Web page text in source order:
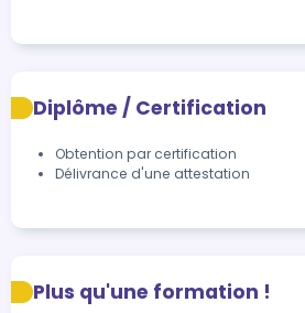
Diplôme / Certification
Obtention par certification
Délivrance d'une attestation
Plus qu'une formation !